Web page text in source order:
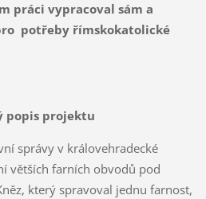
vypracoval sám a
potřeby římskokatolické
popis projektu
v královehradecké
větších farních obvodů pod
který spravoval jednu farnost,